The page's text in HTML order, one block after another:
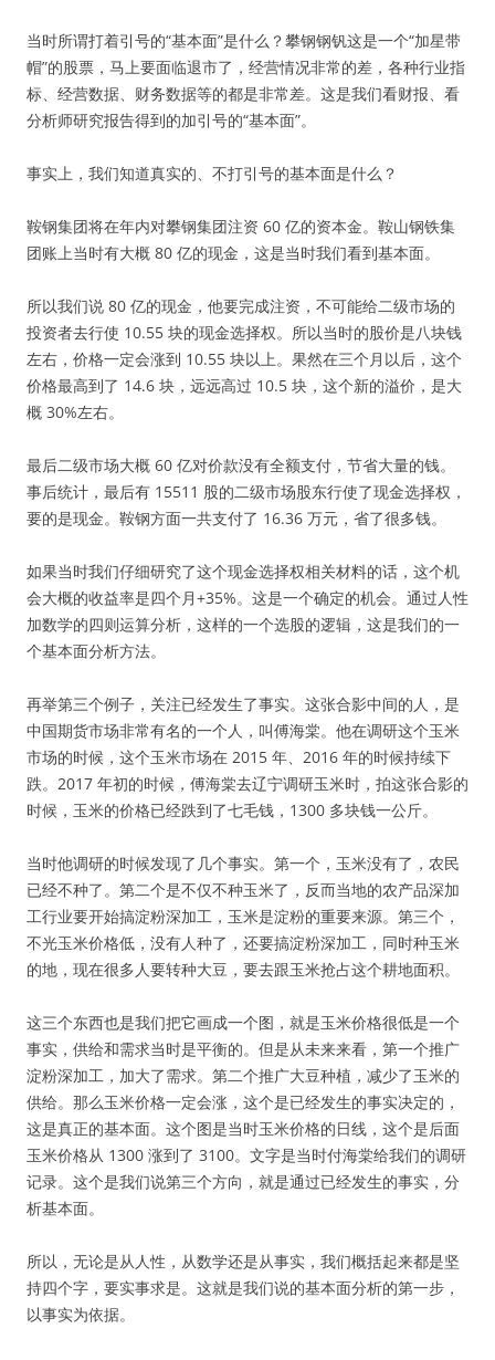
当时所谓打着引号的“基本面”是什么？攀钢钢钒这是一个“加星带
帽”的股票，马上要面临退市了，经营情况非常的差，各种行业指
标、经营数据、财务数据等的都是非常差。这是我们看财报、看
分析师研究报告得到的加引号的“基本面”。
事实上，我们知道真实的、不打引号的基本面是什么？
鞍钢集团将在年内对攀钢集团注资 60 亿的资本金。鞍山钢铁集
团账上当时有大概 80 亿的现金，这是当时我们看到基本面。
所以我们说 80 亿的现金，他要完成注资，不可能给二级市场的
投资者去行使 10.55 块的现金选择权。所以当时的股价是八块钱
左右，价格一定会涨到 10.55 块以上。果然在三个月以后，这个
价格最高到了 14.6 块，远远高过 10.5 块，这个新的溢价，是大
概 30%左右。
最后二级市场大概 60 亿对价款没有全额支付，节省大量的钱。
事后统计，最后有 15511 股的二级市场股东行使了现金选择权，
要的是现金。鞍钢方面一共支付了 16.36 万元，省了很多钱。
如果当时我们仔细研究了这个现金选择权相关材料的话，这个机
会大概的收益率是四个月+35%。这是一个确定的机会。通过人性
加数学的四则运算分析，这样的一个选股的逻辑，这是我们的一
个基本面分析方法。
再举第三个例子，关注已经发生了事实。这张合影中间的人，是
中国期货市场非常有名的一个人，叫傅海棠。他在调研这个玉米
市场的时候，这个玉米市场在 2015 年、2016 年的时候持续下
跌。2017 年初的时候，傅海棠去辽宁调研玉米时，拍这张合影的
时候，玉米的价格已经跌到了七毛钱，1300 多块钱一公斤。
当时他调研的时候发现了几个事实。第一个，玉米没有了，农民
已经不种了。第二个是不仅不种玉米了，反而当地的农产品深加
工行业要开始搞淀粉深加工，玉米是淀粉的重要来源。第三个，
不光玉米价格低，没有人种了，还要搞淀粉深加工，同时种玉米
的地，现在很多人要转种大豆，要去跟玉米抢占这个耕地面积。
这三个东西也是我们把它画成一个图，就是玉米价格很低是一个
事实，供给和需求当时是平衡的。但是从未来来看，第一个推广
淀粉深加工，加大了需求。第二个推广大豆种植，减少了玉米的
供给。那么玉米价格一定会涨，这个是已经发生的事实决定的，
这是真正的基本面。这个图是当时玉米价格的日线，这个是后面
玉米价格从 1300 涨到了 3100。文字是当时付海棠给我们的调研
记录。这个是我们说第三个方向，就是通过已经发生的事实，分
析基本面。
所以，无论是从人性，从数学还是从事实，我们概括起来都是坚
持四个字，要实事求是。这就是我们说的基本面分析的第一步，
以事实为依据。